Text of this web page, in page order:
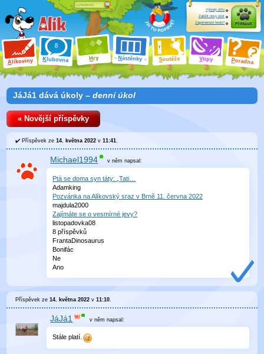
Alíkoviny Klubovna Hry Nástěnky Soutěže Vtipy Poradna
Výhody účtu
Založit nový účet
Zapomenuté heslo?
Přihlásit
JáJá1 dává úkoly – denní úkol
« Novější příspěvky
Příspěvek ze14. května 2022 v11:41.
Michael1994 v němnapsal:
Ptá se doma syn táty: „Tati…
Adamking
Pozvánka na Alíkovský sraz v Brně 11. června 2022
majdula2000
Zajímáte se o vesmírné jevy?
listopadovka08
8 příspěvků
FrantaDinosaurus
Bonifác
Ne
Ano
Příspěvek ze14. května 2022 v11:10
JáJá1 v něm napsal:
Stále platí.